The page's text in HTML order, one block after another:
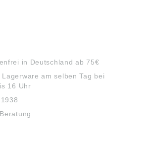
in Deutschland ab 75€
Lagerware am selben Tag bei
16 Uhr